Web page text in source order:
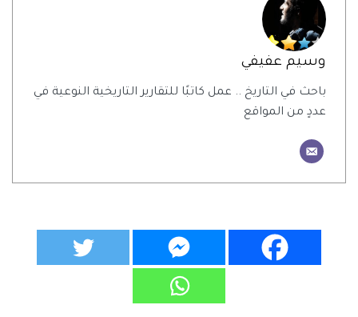
وسيم عفيفي
باحث في التاريخ .. عمل كاتبًا للتقارير التاريخية النوعية في
عددٍ من المواقع